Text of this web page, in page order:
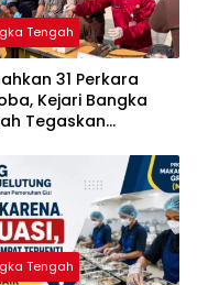
Tengah
31 Perkara
Kejari Bangka
Tegaskan
Hingga Tuntas
Tengah